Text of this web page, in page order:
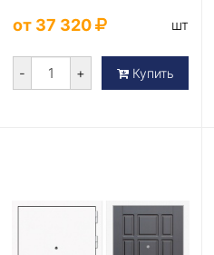
от 37 320 шт
- + Купить